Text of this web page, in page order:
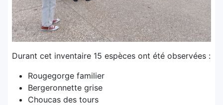
Durant cet inventaire 15 espèces ont été observées :
Rougegorge familier
Bergeronnette grise
Choucas des tours